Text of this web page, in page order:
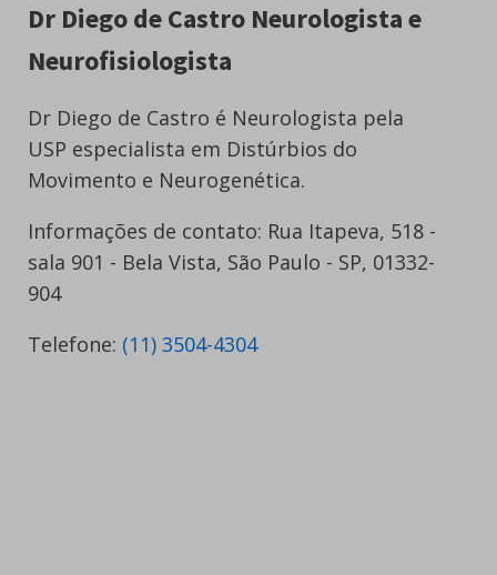
Dr Diego de Castro Neurologista e
Neurofisiologista
Dr Diego de Castro é Neurologista pela
USP especialista em Distúrbios do
Movimento e Neurogenética.
Informações de contato: Rua Itapeva, 518 -
sala 901 - Bela Vista, São Paulo - SP, 01332-
904
Telefone: (11) 3504-4304